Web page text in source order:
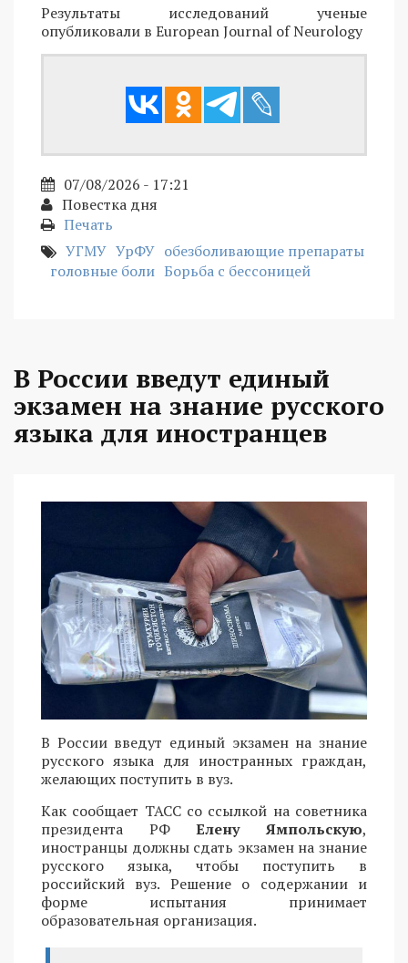
Результаты исследований ученые
опубликовали в European Journal of Neurology
07/08/2026 - 17:21
Повестка дня
Печать
УГМУ УрФУ обезболивающие препараты
головные боли Борьба с бессоницей
В России введут единый
экзамен на знание русского
языка для иностранцев
В России введут единый экзамен на знание
русского языка для иностранных граждан,
желающих поступить в вуз.
Как сообщает ТАСС со ссылкой на советника
президента РФЕлену Ямпольскую,
иностранцы должны сдать экзамен на знание
русского языка, чтобы поступить в
российский вуз. Решение о содержании и
форме испытания принимает
образовательная организация.